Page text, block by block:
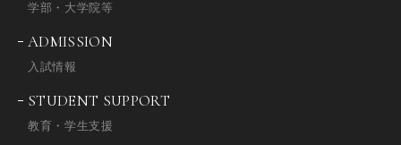
学部・大学院等
ADMISSION
入試情報
STUDENT SUPPORT
教育・学生支援